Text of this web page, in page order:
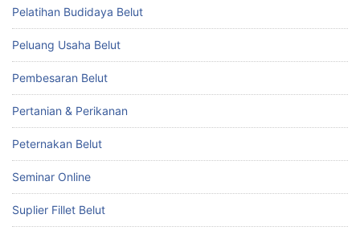
Pelatihan Budidaya Belut
Peluang Usaha Belut
Pembesaran Belut
Pertanian & Perikanan
Peternakan Belut
Seminar Online
Suplier Fillet Belut